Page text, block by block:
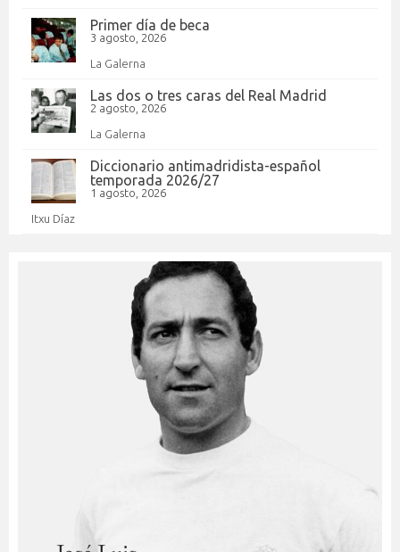
Primer día de beca
3 agosto, 2026
La Galerna
Las dos o tres caras del Real Madrid
2 agosto, 2026
La Galerna
Diccionario antimadridista-español
temporada 2026/27
1 agosto, 2026
Itxu Díaz